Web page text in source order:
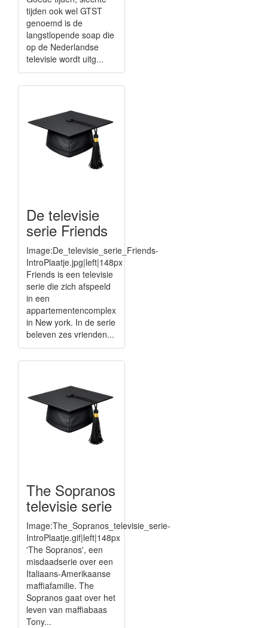
tijden ook wel GTST
genoemd is de
langstlopende soap die
op de Nederlandse
televisie wordt uitg...
De televisie
serie Friends
Image:De_televisie_serie_Friends-
IntroPlaatje.jpg|left|148px
Friends is een televisie
serie die zich afspeeld
in een
appartementencomplex
in New york. In de serie
beleven zes vrienden...
The Sopranos
televisie serie
Image:The_Sopranos_televisie_serie-
IntroPlaatje.gif|left|148px
'The Sopranos', een
misdaadserie over een
Italiaans-Amerikaanse
maffiafamilie. The
Sopranos gaat over het
leven van maffiabaas
Tony...